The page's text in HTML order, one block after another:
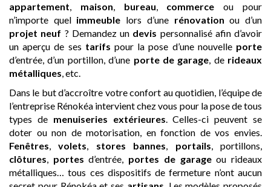
appartement, maison, bureau, commerce ou pour
n’importe quel immeuble lors d’une rénovation ou d’un
projet neuf ? Demandez un devis personnalisé afin d’avoir
un aperçu de ses tarifs pour la pose d’une nouvelle porte
d’entrée, d’un portillon, d’une porte de garage, de rideaux
métalliques, etc.
Dans le but d’accroître votre confort au quotidien, l’équipe de
l’entreprise Rénokéa intervient chez vous pour la pose de tous
types de menuiseries extérieures. Celles-ci peuvent se
doter ou non de motorisation, en fonction de vos envies.
Fenêtres,volets, stores bannes, portails, portillons,
clôtures, portes d’entrée, portes de garageou rideaux
métalliques… tous ces dispositifs de fermeture n’ont aucun